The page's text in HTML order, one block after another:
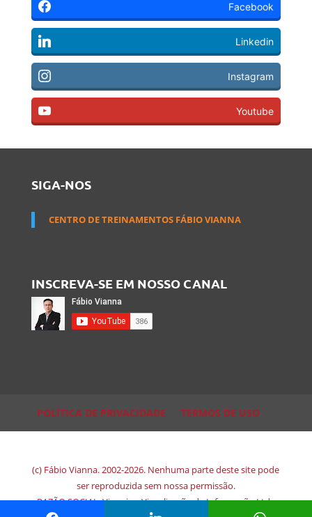
Facebook
Linkedin
Instagram
Youtube
SIGA-NOS
CENTRO DE TREINAMENTOS FÁBIO VIANNA
INSCREVA-SE EM NOSSO CANAL
POLÍTICA DE PRIVACIDADE TERMOS DE USO
(c) Fábio Vianna. 2002-2026. Nenhuma parte deste site pode
ser reproduzida sem nossa permissão.
RAZÃO SOCIAL: Viewsion Visualização de Informação Ltda